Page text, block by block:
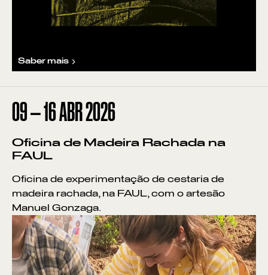
Saber mais
09—16ABR2026
Oficina de Madeira Rachada na
FAUL
Oficina de experimentação de cestaria de
madeira rachada, na FAUL, com o artesão
Manuel Gonzaga.